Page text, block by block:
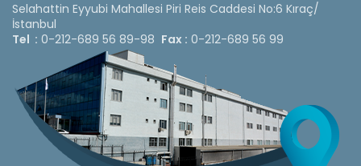
Selahattin Eyyubi Mahallesi Piri Reis Caddesi No:6 Kıraç/
İstanbul
Tel : 0-212-689 56 89-98 Fax : 0-212-689 56 99